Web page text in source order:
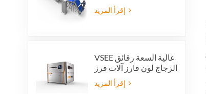
VSEE عالية السعة رقائق
الزجاج لون فارز آلات فرز
الألوان الزجاجية الملونة
لإنتاج إعادة تدوير الزجاج